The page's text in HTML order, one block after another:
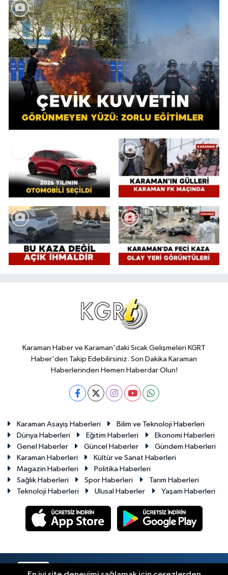
Karaman Haber ve Karaman'daki Sıcak Gelişmeleri KGRT
Haber'den Takip Edebilirsiniz. Son Dakika Karaman
Haberlerinden Hemen Haberdar Olun!
Karaman Asayiş Haberleri
Bilim ve Teknoloji Haberleri
Dünya Haberleri
Eğitim Haberleri
Ekonomi Haberleri
Genel Haberler
Güncel Haberler
Gündem Haberleri
Karaman Haberleri
Kültür ve Sanat Haberleri
Magazin Haberleri
Politika Haberleri
Sağlık Haberleri
Spor Haberleri
Tarım Haberleri
Teknoloji Haberleri
Ulusal Haberler Yaşam Haberleri